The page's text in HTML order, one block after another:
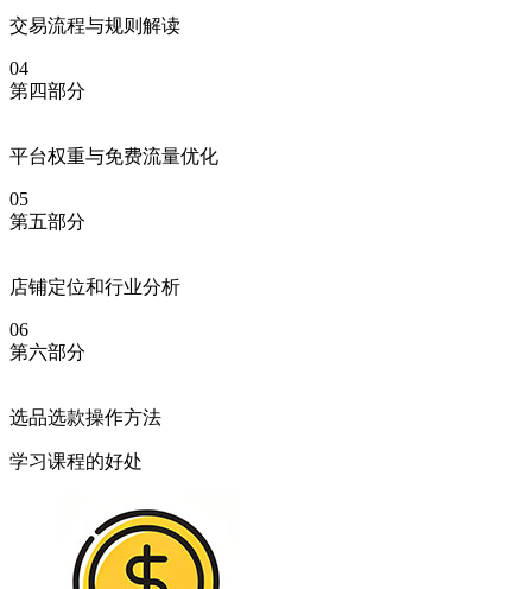
交易流程与规则解读
04
第四部分
平台权重与免费流量优化
05
第五部分
店铺定位和行业分析
06
第六部分
选品选款操作方法
学习课程的好处